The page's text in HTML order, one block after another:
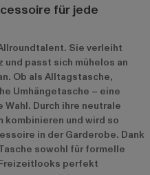
für jede
Sie verleiht
passt sich mühelos an
Ob als Alltagstasche,
Umhängetasche – eine
Durch ihre neutrale
kombinieren und wird so
in der Garderobe. Dank
sowohl für formelle
perfekt